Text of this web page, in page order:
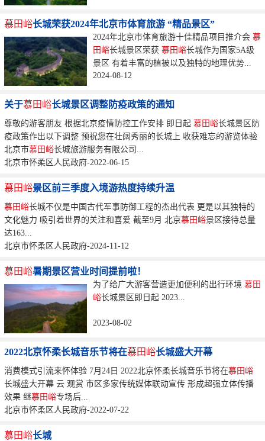
慕田峪长城荣获2024年北京市体育旅游 “精品景区”
2024年北京市体育旅游十佳精品项目推介会 慕
田峪长城景区荣获 慕田峪长城作为国家5A级
景区 有着丰富的植被以及独特的地理优势...
2024-08-12
关于慕田峪长城景区调整防疫政策的通知
尊敬的游客朋友 根据北京疫情防控工作安排 即日起 慕田峪长城景区防
疫政策作出以下调整 预祝您在壮阔秀丽的长城上 收获难忘的游览体验
北京市慕田峪长城旅游服务有限公司...
北京市怀柔区人民政府-2022-06-15
慕田峪景区前三季度入境游热度持续升温
慕田峪长城不仅是中国古代军事防御工程的杰出代表 更是以其独特的
文化魅力 吸引着世界的关注和喜爱 截至9月 北京慕田峪景区接待总量
达163...
北京市怀柔区人民政府-2024-11-12
慕田峪暑期景区营业时间提前啦！
为了给广大游客营造更加便利的出行环境 慕田
峪长城景区即日起 2023...
2023-08-02
2022北京怀柔长城音乐节将在慕田峪长城盛大开幕
消费模式引流来怀体验 7月24日 2022北京怀柔长城音乐节将在慕田峪
长城盛大开幕 云 观赏 市区多家传统媒体联动宣传 形成超强立体传播
效果 继慕田峪专场后...
北京市怀柔区人民政府-2022-07-22
慕田峪长城